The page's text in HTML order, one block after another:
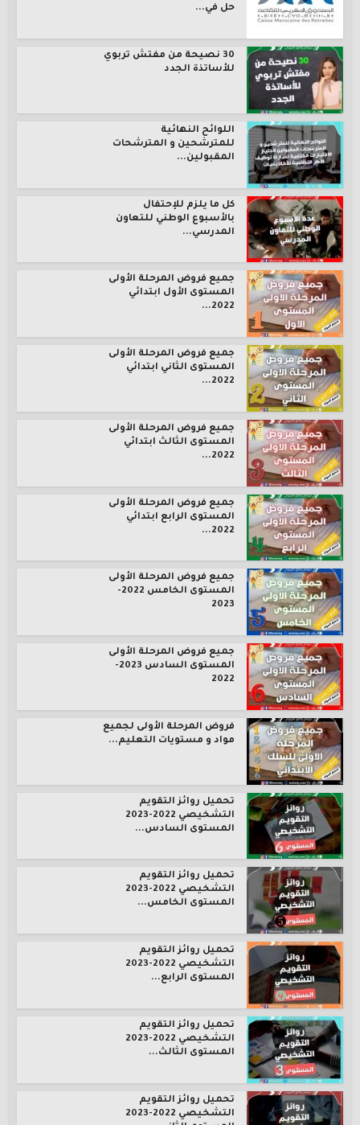
حل في...
30 نصيحة من مفتش تربوي
للأساتذة الجدد
اللوائح النهائية
للمترشحين و المترشحات
المقبولين...
كل ما يلزم للإحتفال
بالأسبوع الوطني للتعاون
المدرسي...
جميع فروض المرحلة الأولى
المستوى الأول ابتدائي
2022...
جميع فروض المرحلة الأولى
المستوى الثاني ابتدائي
2022...
جميع فروض المرحلة الأولى
المستوى الثالث ابتدائي
2022...
جميع فروض المرحلة الأولى
المستوى الرابع ابتدائي
2022...
جميع فروض المرحلة الأولى
المستوى الخامس 2022-
2023
جميع فروض المرحلة الأولى
المستوى السادس 2023-
2022
فروض المرحلة الأولى لجميع
مواد و مستويات التعليم...
تحميل روائز التقويم
التشخيصي 2022-2023
المستوى السادس...
تحميل روائز التقويم
التشخيصي 2022-2023
المستوى الخامس...
تحميل روائز التقويم
التشخيصي 2022-2023
المستوى الرابع...
تحميل روائز التقويم
التشخيصي 2022-2023
المستوى الثالث...
تحميل روائز التقويم
التشخيصي 2022-2023